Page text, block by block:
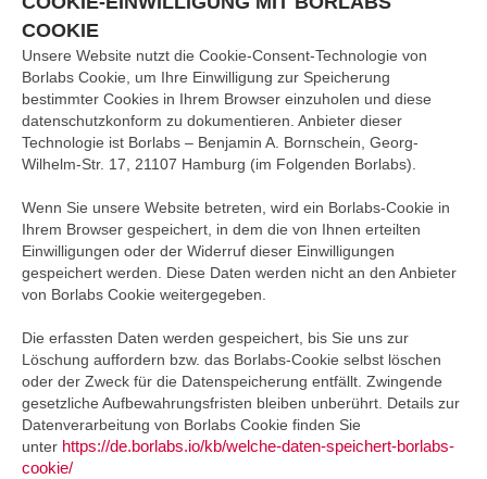
COOKIE
Unsere Website nutzt die Cookie-Consent-Technologie von
Borlabs Cookie, um Ihre Einwilligung zur Speicherung
bestimmter Cookies in Ihrem Browser einzuholen und diese
datenschutzkonform zu dokumentieren. Anbieter dieser
Technologie ist Borlabs – Benjamin A. Bornschein, Georg-
Wilhelm-Str. 17, 21107 Hamburg (im Folgenden Borlabs).
Wenn Sie unsere Website betreten, wird ein Borlabs-Cookie in
Ihrem Browser gespeichert, in dem die von Ihnen erteilten
Einwilligungen oder der Widerruf dieser Einwilligungen
gespeichert werden. Diese Daten werden nicht an den Anbieter
von Borlabs Cookie weitergegeben.
Die erfassten Daten werden gespeichert, bis Sie uns zur
Löschung auffordern bzw. das Borlabs-Cookie selbst löschen
oder der Zweck für die Datenspeicherung entfällt. Zwingende
gesetzliche Aufbewahrungsfristen bleiben unberührt. Details zur
Datenverarbeitung von Borlabs Cookie finden Sie
unter https://de.borlabs.io/kb/welche-daten-speichert-borlabs-
cookie/